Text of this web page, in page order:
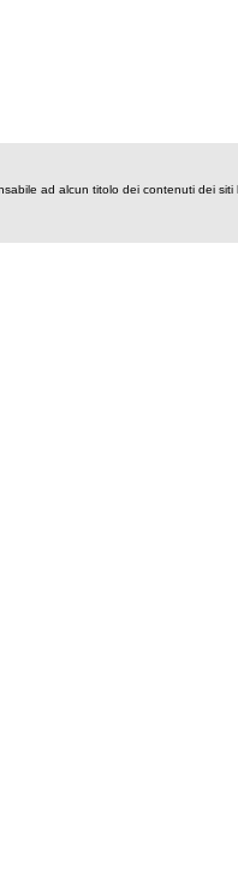
ad alcun titolo dei contenuti dei siti